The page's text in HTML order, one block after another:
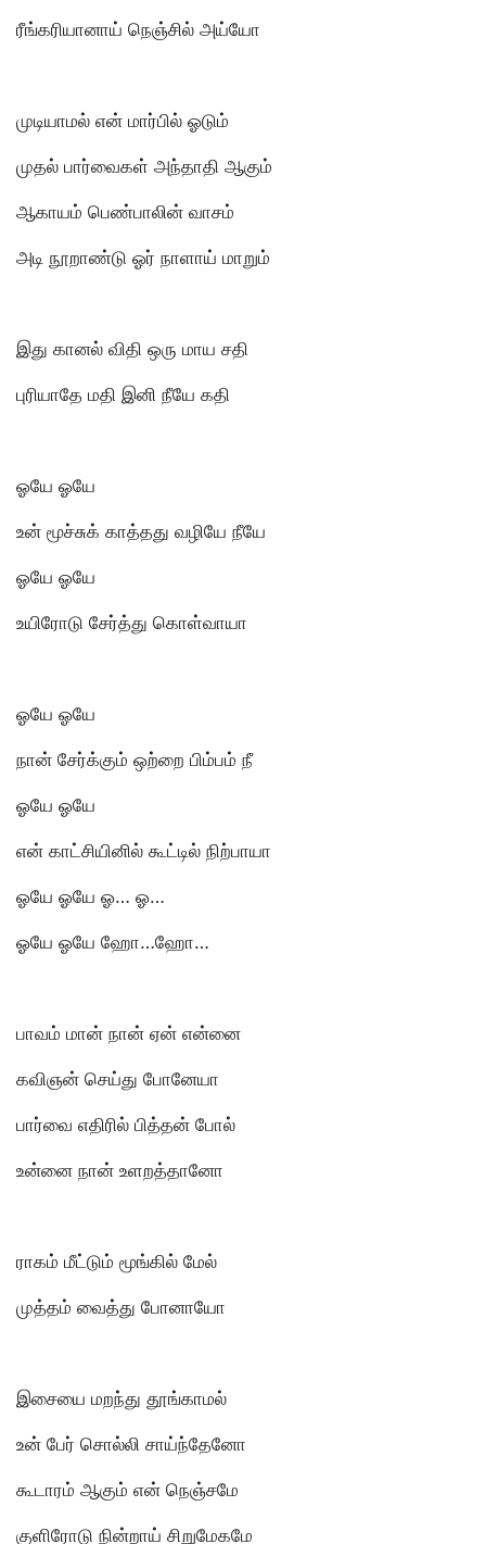
ரீங்கரியானாய் நெஞ்சில் அய்யோ
முடியாமல் என் மார்பில் ஓடும்
முதல் பார்வைகள் அந்தாதி ஆகும்
ஆகாயம் பெண்பாலின் வாசம்
அடி நூறாண்டு ஓர் நாளாய் மாறும்
இது கானல் விதி ஒரு மாய சதி
புரியாதே மதி இனி நீயே கதி
ஓயே ஓயே
உன் மூச்சுக் காத்தது வழியே நீயே
ஓயே ஓயே
உயிரோடு சேர்த்து கொள்வாயா
ஓயே ஓயே
நான் சேர்க்கும் ஒற்றை பிம்பம் நீ
ஓயே ஓயே
என் காட்சியினில் கூட்டில் நிற்பாயா
ஓயே ஓயே ஓ… ஓ…
ஓயே ஓயே ஹோ…ஹோ…
பாவம் மான் நான் ஏன் என்னை
கவிஞன் செய்து போனேயா
பார்வை எதிரில் பித்தன் போல்
உன்னை நான் உளறத்தானோ
ராகம் மீட்டும் மூங்கில் மேல்
முத்தம் வைத்து போனாயோ
இசையை மறந்து தூங்காமல்
உன் பேர் சொல்லி சாய்ந்தேனாே
கூடாரம் ஆகும் என் நெஞ்சமே
குளிரோடு நின்றாய் சிறுமேகமே